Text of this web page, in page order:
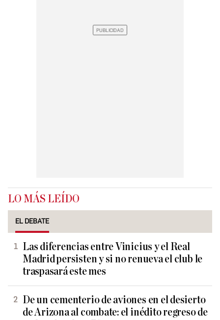
LO MÁS LEÍDO
EL DEBATE
Las diferencias entre Vinicius y el Real
Madrid persisten y si no renueva el club le
traspasará este mes
De un cementerio de aviones en el desierto
de Arizona al combate: el inédito regreso de